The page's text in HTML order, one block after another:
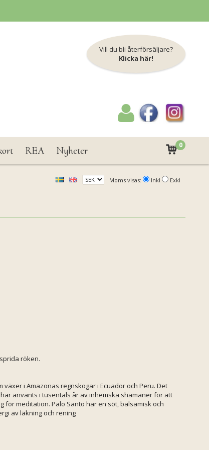
Vill du bli återförsäljare?
Klicka här!
REA Nyheter 0
Moms visas: Inkl Exkl
röken.
i Amazonas regnskogar i Ecuador och Peru. Det
använts i tusentals år av inhemska shamaner för att
meditation. Palo Santo har en söt, balsamisk och
av läkning och rening